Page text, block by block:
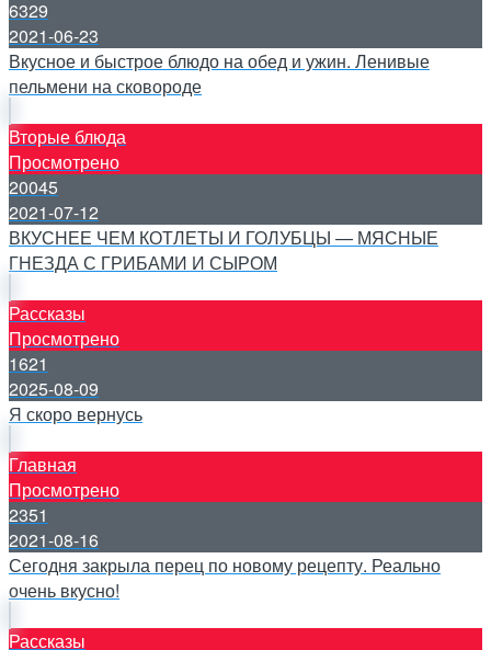
6329
2021-06-23
Вкусное и быстрое блюдо на обед и ужин. Ленивые
пельмени на сковороде
Вторые блюда
Просмотрено
20045
2021-07-12
ВКУСНЕЕ ЧЕМ КОТЛЕТЫ И ГОЛУБЦЫ — МЯСНЫЕ
ГНЕЗДА С ГРИБАМИ И СЫРОМ
Рассказы
Просмотрено
1621
2025-08-09
Я скоро вернусь
Главная
Просмотрено
2351
2021-08-16
Сегодня закрыла перец по новому рецепту. Реально
очень вкусно!
Рассказы